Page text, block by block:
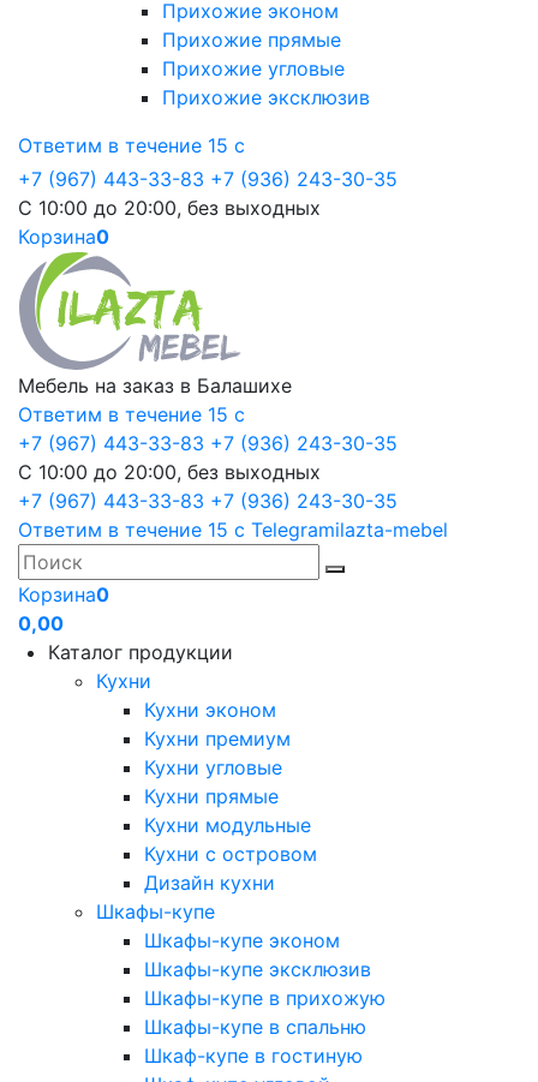
Прихожие эконом
Прихожие прямые
Прихожие угловые
Прихожие эксклюзив
Ответим в течение 15 с
+7 (967) 443-33-83 +7 (936) 243-30-35
С 10:00 до 20:00, без выходных
Корзина0
Мебель на заказ в Балашихе
Ответим в течение 15 с
+7 (967) 443-33-83 +7 (936) 243-30-35
С 10:00 до 20:00, без выходных
+7 (967) 443-33-83 +7 (936) 243-30-35
Ответим в течение 15 с Telegramilazta-mebel
Корзина0
0,00
Каталог продукции
Кухни
Кухни эконом
Кухни премиум
Кухни угловые
Кухни прямые
Кухни модульные
Кухни с островом
Дизайн кухни
Шкафы-купе
Шкафы-купе эконом
Шкафы-купе эксклюзив
Шкафы-купе в прихожую
Шкафы-купе в спальню
Шкаф-купе в гостиную